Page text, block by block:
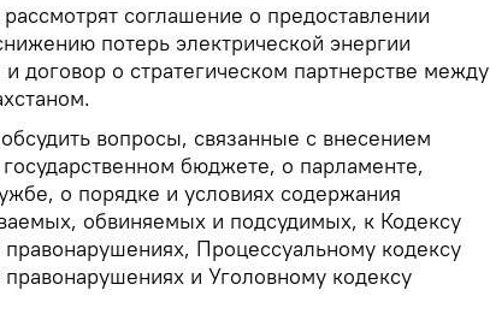
соглашение о предоставлении
потерь электрической энергии
договор о стратегическом партнерстве между
вопросы, связанные с внесением
бюджете, о парламенте,
о порядке и условиях содержания
обвиняемых и подсудимых, к Кодексу
Процессуальному кодексу
и Уголовному кодексу